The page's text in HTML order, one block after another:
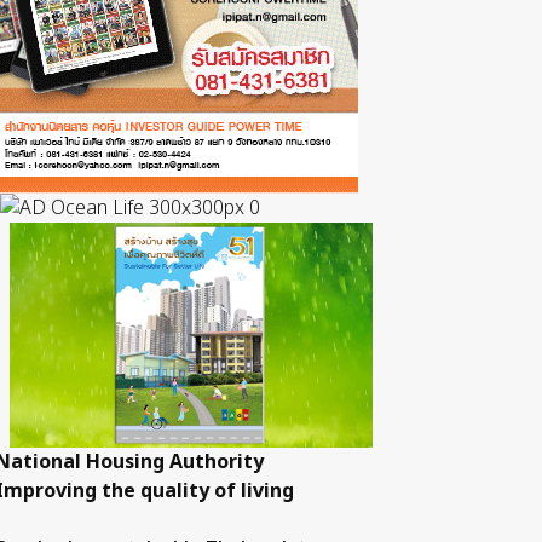
Housing Authority
the quality of living